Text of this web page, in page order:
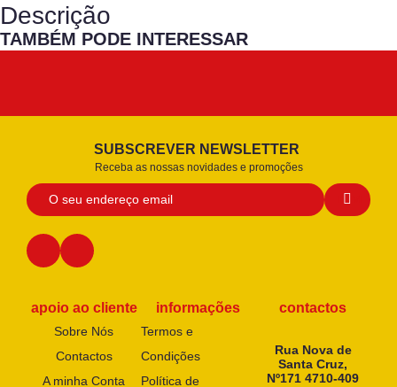
Descrição
TAMBÉM PODE INTERESSAR
SUBSCREVER NEWSLETTER
Receba as nossas novidades e promoções
apoio ao cliente
Sobre Nós
Contactos
A minha Conta
informações
Termos e
Condições
Política de
contactos
Rua Nova de
Santa Cruz,
Nº171 4710-409